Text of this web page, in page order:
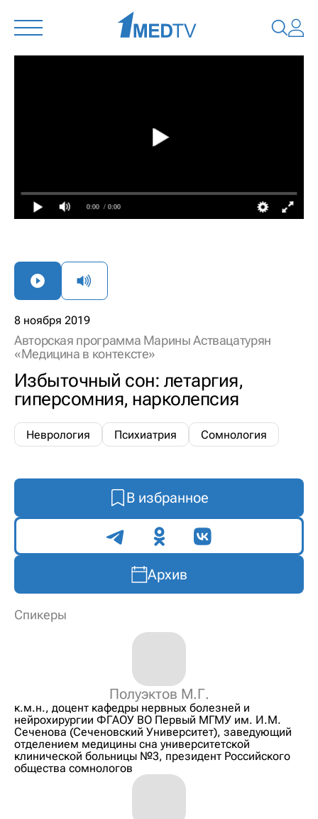
0:00 / 0:00
8 ноября 2019
Авторская программа Марины Аствацатурян
«Медицина в контексте»
Избыточный сон: летаргия,
гиперсомния, нарколепсия
Неврология Психиатрия Сомнология
В избранное
Поделиться
Архив
Спикеры
Полуэктов М.Г.
к.м.н., доцент кафедры нервных болезней и
нейрохирургии ФГАОУ ВО Первый МГМУ им. И.М.
Сеченова (Сеченовский Университет), заведующий
отделением медицины сна университетской
клинической больницы №3, президент Российского
общества сомнологов